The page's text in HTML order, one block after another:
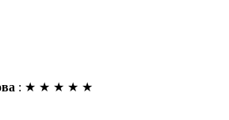
: ★ ★ ★ ★ ★